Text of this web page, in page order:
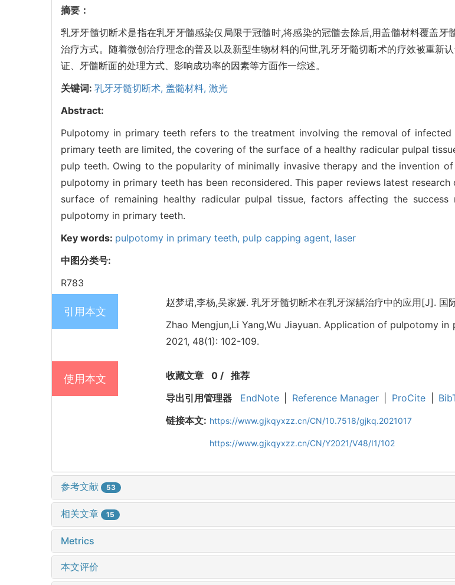
摘要：
乳牙牙髓切断术是指在乳牙牙髓感染仅局限于冠髓时,将感染的冠髓去除后,用盖髓材料覆盖
治疗方式。随着微创治疗理念的普及以及新型生物材料的问世,乳牙牙髓切断术的疗效被重新
证、牙髓断面的处理方式、影响成功率的因素等方面作一综述。
关键词: 乳牙牙髓切断术, 盖髓材料, 激光
Abstract:
Pulpotomy in primary teeth refers to the treatment involving the removal of
primary teeth are limited, the covering of the surface of a healthy radicular pulpal
pulp teeth. Owing to the popularity of minimally invasive therapy and the invention
pulpotomy in primary teeth has been reconsidered. This paper reviews latest
surface of remaining healthy radicular pulpal tissue, factors affecting the
pulpotomy in primary teeth.
Key words: pulpotomy in primary teeth, pulp capping agent, laser
中图分类号:
R783
引用本文
赵梦珺,李杨,吴家媛. 乳牙牙髓切断术在乳牙深龋治疗中的应用[J].
Zhao Mengjun,Li Yang,Wu Jiayuan. Application of pulpotomy
2021, 48(1): 102-109.
使用本文 收藏文章 0/ 推荐
导出引用管理器
EndNote Reference Manager ProCite
链接本文: https://www.gjkqyxzz.cn/CN/10.7518/gjkq.2021017
https://www.gjkqyxzz.cn/CN/Y2021/V48/I1/102
参考文献 53
相关文章 15
Metrics
本文评价